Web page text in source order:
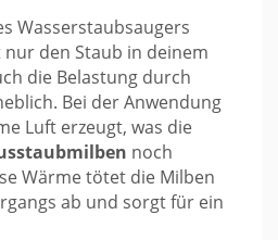
Wasserstaubsaugers
den Staub in deinem
die Belastung durch
Bei der Anwendung
Luft erzeugt, was die
noch
Wärme tötet die Milben
ab und sorgt für ein